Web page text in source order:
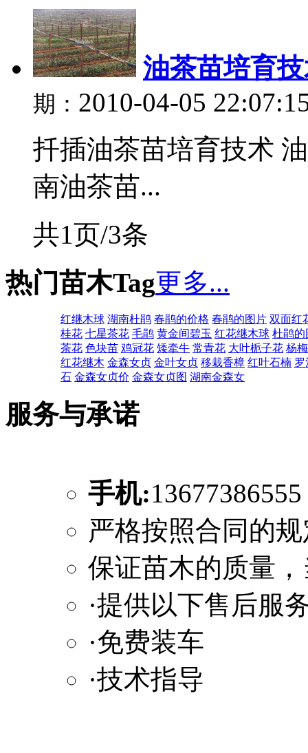
油茶苗培育
期： 2010-04-05
扦插油茶苗培育技术
南油茶苗...
共1页/3条
热门苗木Tag更多...
红继木球 湖南杜鹃 春鹃的价格 春鹃的图片 双面红
桂花 七星茶花 毛鹃 黄金间碧玉 红花继木球 杜鹃的
茶花 色块苗 鸡冠花 矮牵牛 常青花 大叶栀子花 杨梅
红花继木 金森女贞 金叶女贞 移栽香樟 红叶石楠 罗
石 金森女贞价 金森女贞图 湖南金森女
服务与承诺
手机:
严格按照合同的
保证苗木的质量
·提供以下售后服
·免费装车
·技术指导